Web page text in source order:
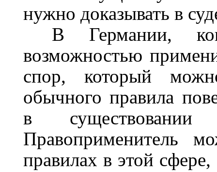
нужно доказывать в
В Германии,
возможностью
спор, который
обычного правила
в
Правоприменитель
правилах в этой